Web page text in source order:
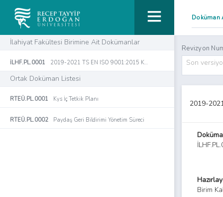
İlahiyat Fakültesi Birimine Ait Dokümanlar
İLHF.PL.0001 2019-2021 TS EN ISO 9001:2015 Kalite Yönetim Sistemi İlahiyat Fakültesi Proses Aksiyon Planı
Ortak Doküman Listesi
RTEÜ.PL.0001 Kys İç Tetkik Planı
RTEÜ.PL.0002 Paydaş Geri Bildirimi Yönetim Süreci
Revizyon
Son
2019-
Birim